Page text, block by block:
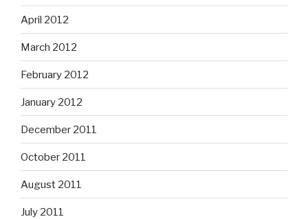
April 2012
March 2012
February 2012
January 2012
December 2011
October 2011
August 2011
July 2011